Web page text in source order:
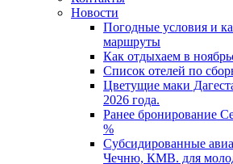
Новости
Погодные условия и
маршруты
Как отдыхаем в
Список отелей по
Цветущие маки
2026 года.
Ранее бронирование
%
Субсидированные
Чечню, КМВ. для